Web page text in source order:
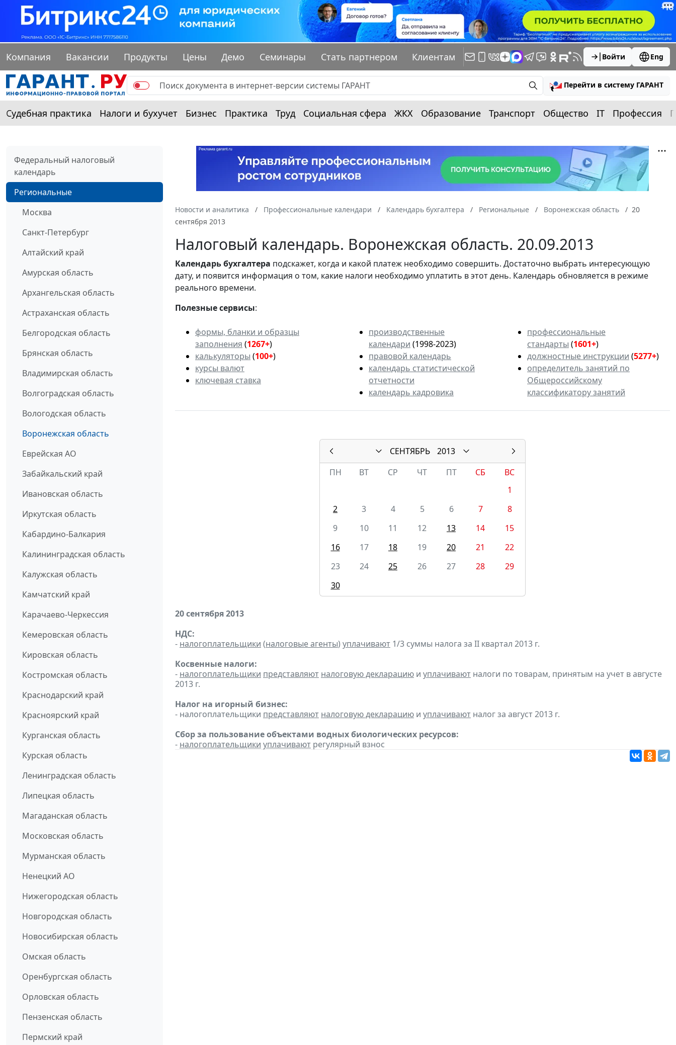
Компания Вакансии Продукты Цены Демо Семинары Стать партнером Клиентам Войти Eng
Перейти в систему ГАРАНТ
Судебная практика Налоги и бухучет Бизнес Практика Труд Социальная сфера ЖКХ Образование Транспорт Общество IT Профессия
Федеральный налоговый
календарь
Региональные
Москва
Санкт-Петербург
Алтайский край
Амурская область
Архангельская область
Астраханская область
Белгородская область
Брянская область
Владимирская область
Волгоградская область
Вологодская область
Воронежская область
Еврейская АО
Забайкальский край
Ивановская область
Иркутская область
Кабардино-Балкария
Калининградская область
Калужская область
Камчатский край
Карачаево-Черкессия
Кемеровская область
Кировская область
Костромская область
Краснодарский край
Красноярский край
Курганская область
Курская область
Ленинградская область
Липецкая область
Магаданская область
Московская область
Мурманская область
Ненецкий АО
Нижегородская область
Новгородская область
Новосибирская область
Омская область
Оренбургская область
Орловская область
Пензенская область
Пермский край
Новости и аналитика Профессиональные календари Календарь бухгалтера Региональные Воронежская область
20
сентября 2013
Налоговый календарь. Воронежская область. 20.09.2013
Календарьбухгалтера подскажет, когда и какой платеж необходимо совершить. Достаточно выбрать интересующую
дату, и появится информация о том, какие налоги необходимо уплатить в этот день. Календарь обновляется в режиме
реального времени.
Полезные сервисы:
формы, бланки и образцы
заполнения (1267+)
калькуляторы (100+)
курсы валют
ключевая ставка
производственные
календари (1998-2023)
правовой календарь
календарь статистической
отчетности
календарь кадровика
профессиональные
стандарты (1601+)
должностные инструкции (5277+)
определитель занятий по
Общероссийскому
классификатору занятий
СЕНТЯБРЬ
2013
ПН
ВТ СР ЧТ ПТ СБ
ВС
1
2
3 4 5 6 7
8
9
10 11 12 13 14
15
16
17 18 19 20 21
22
23
24 25 26 27 28
29
30
20 сентября 2013
НДС:
- налогоплательщики (налоговые агенты) уплачивают 1/3 суммы налога за II квартал 2013 г.
Косвенные налоги:
- налогоплательщики представляют налоговую декларацию и уплачивают налоги по товарам, принятым на учет в августе
2013 г.
Налог на игорный бизнес:
- налогоплательщики представляют налоговую декларацию и уплачивают налог за август 2013 г.
Сбор за пользование объектами водных биологических ресурсов:
- налогоплательщики уплачивают регулярный взнос